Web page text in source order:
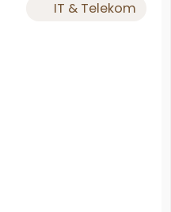
IT & Telekom